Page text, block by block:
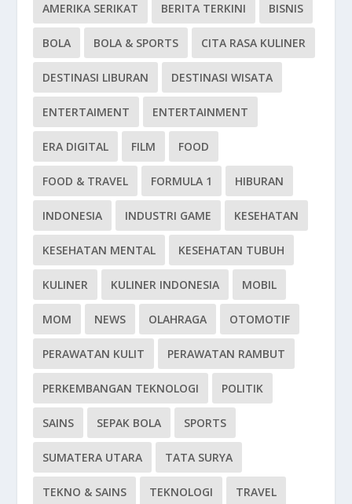
AMERIKA SERIKAT BERITA TERKINI BISNIS
BOLA BOLA & SPORTS CITA RASA KULINER
DESTINASI LIBURAN DESTINASI WISATA
ENTERTAIMENT ENTERTAINMENT
ERA DIGITAL FILM FOOD
FOOD & TRAVEL FORMULA 1 HIBURAN
INDONESIA INDUSTRI GAME KESEHATAN
KESEHATAN MENTAL KESEHATAN TUBUH
KULINER KULINER INDONESIA MOBIL
MOM NEWS OLAHRAGA OTOMOTIF
PERAWATAN KULIT PERAWATAN RAMBUT
PERKEMBANGAN TEKNOLOGI POLITIK
SAINS SEPAK BOLA SPORTS
SUMATERA UTARA TATA SURYA
TEKNO & SAINS TEKNOLOGI TRAVEL